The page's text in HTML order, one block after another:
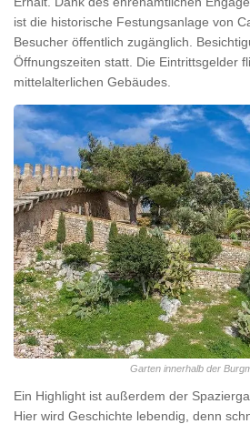
ist die historische Festungsanlage von
Besucher öffentlich zugänglich.
Öffnungszeiten statt. Die Eintrittsgelder
mittelalterlichen Gebäudes.
Garten innerhalb der
Ein Highlight ist außerdem der
Hier wird Geschichte lebendig, denn